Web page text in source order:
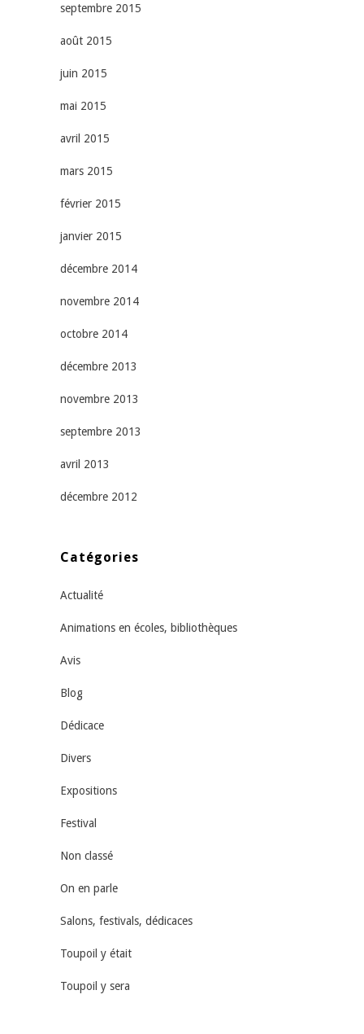
septembre 2015
août 2015
juin 2015
mai 2015
avril 2015
mars 2015
février 2015
janvier 2015
décembre 2014
novembre 2014
octobre 2014
décembre 2013
novembre 2013
septembre 2013
avril 2013
décembre 2012
Catégories
Actualité
Animations en écoles, bibliothèques
Avis
Blog
Dédicace
Divers
Expositions
Festival
Non classé
On en parle
Salons, festivals, dédicaces
Toupoil y était
Toupoil y sera